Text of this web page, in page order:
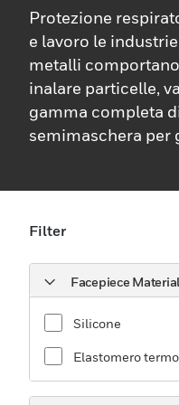
Protezione
e lavoro le
metalli
inalare particelle,
gamma completa
semimaschera per
Honeywell ha
respiratori con
eccezionale,
gamma di
che i lavoratori
Inoltre, il design
concentrino su ciò
Filter
Facepiece Material
Silicone
Elastomero